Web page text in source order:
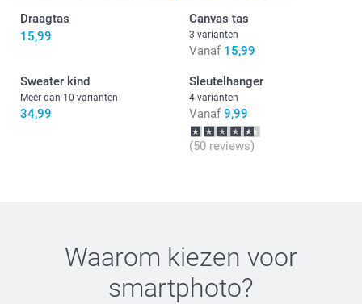
Draagtas
15,99
Canvas tas
3 varianten
Vanaf 15,99
Sweater kind
Meer dan 10 varianten
34,99
Sleutelhanger
4 varianten
Vanaf 9,99
(50 reviews)
Waarom kiezen voor
smartphoto?